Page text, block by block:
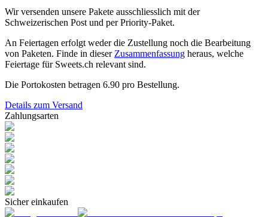
Wir versenden unsere Pakete ausschliesslich mit der
Schweizerischen Post und per Priority-Paket.
An Feiertagen erfolgt weder die Zustellung noch die Bearbeitung
von Paketen. Finde in dieser Zusammenfassung heraus, welche
Feiertage für Sweets.ch relevant sind.
Die Portokosten betragen 6.90 pro Bestellung.
Details zum Versand
Zahlungsarten
Sicher einkaufen